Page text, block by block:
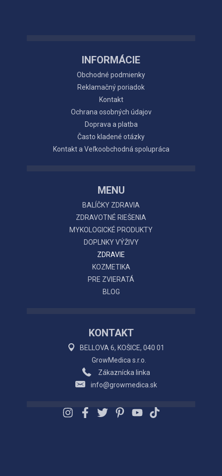
INFORMÁCIE
Obchodné podmienky
Reklamačný poriadok
Kontakt
Ochrana osobných údajov
Doprava a platba
Často kladené otázky
Kontakt a Veľkoobchodná spolupráca
MENU
BALÍČKY ZDRAVIA
ZDRAVOTNÉ RIEŠENIA
MYKOLOGICKÉ PRODUKTY
DOPLNKY VÝŽIVY
ZDRAVIE
KOZMETIKA
PRE ZVIERATÁ
BLOG
KONTAKT
BELLOVA 6, KOŠICE, 040 01
GrowMedica s.r.o.
Zákaznícka linka
info@growmedica.sk